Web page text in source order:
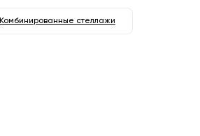
Комбинированные стеллажи